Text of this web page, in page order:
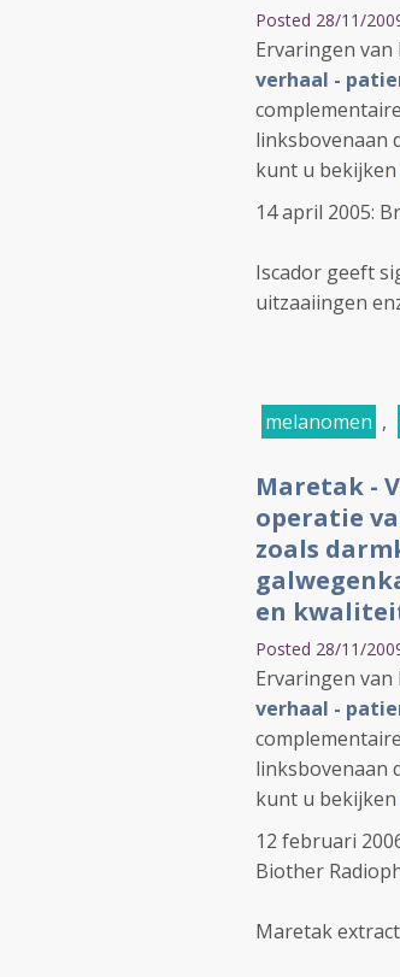
Posted 28/11/
Ervaringen
verhaal -
linksbovenaan
kunt u bekijken
14 april 2005:
Iscador geeft
uitzaaiingen
melanomen ,
Maretak -
operatie
zoals
en
Posted 28/11/
Ervaringen
verhaal -
linksbovenaan
kunt u bekijken
12 februari
Biother
Maretak